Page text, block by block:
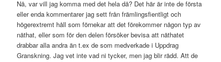
Nå, var vill jag komma med det hela då? Det här är inte de första
eller enda kommentarer jag sett från främlingsfientligt och
högerextremt håll som förnekar att det förekommer någon typ av
näthat, eller som för den delen försöker bevisa att näthatet
drabbar alla andra än t.ex de som medverkade i Uppdrag
Granskning. Jag vet inte vad ni tycker, men jag blir rädd. Att de